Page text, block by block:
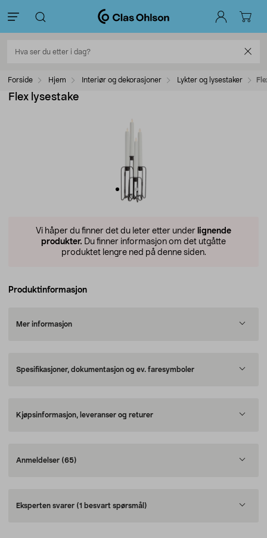
Forside Hjem Interiør og dekorasjoner Lykter og lysestaker
Flex lysestake
Vi håper du finner det du leter etter under lignende
produkter. Du finner informasjon om det utgåtte
produktet lengre ned på denne siden.
Produktinformasjon
Mer informasjon
Spesifikasjoner, dokumentasjon og ev. faresymboler
Kjøpsinformasjon, leveranser og returer
Anmeldelser (65)
Eksperten svarer (1 besvart spørsmål)